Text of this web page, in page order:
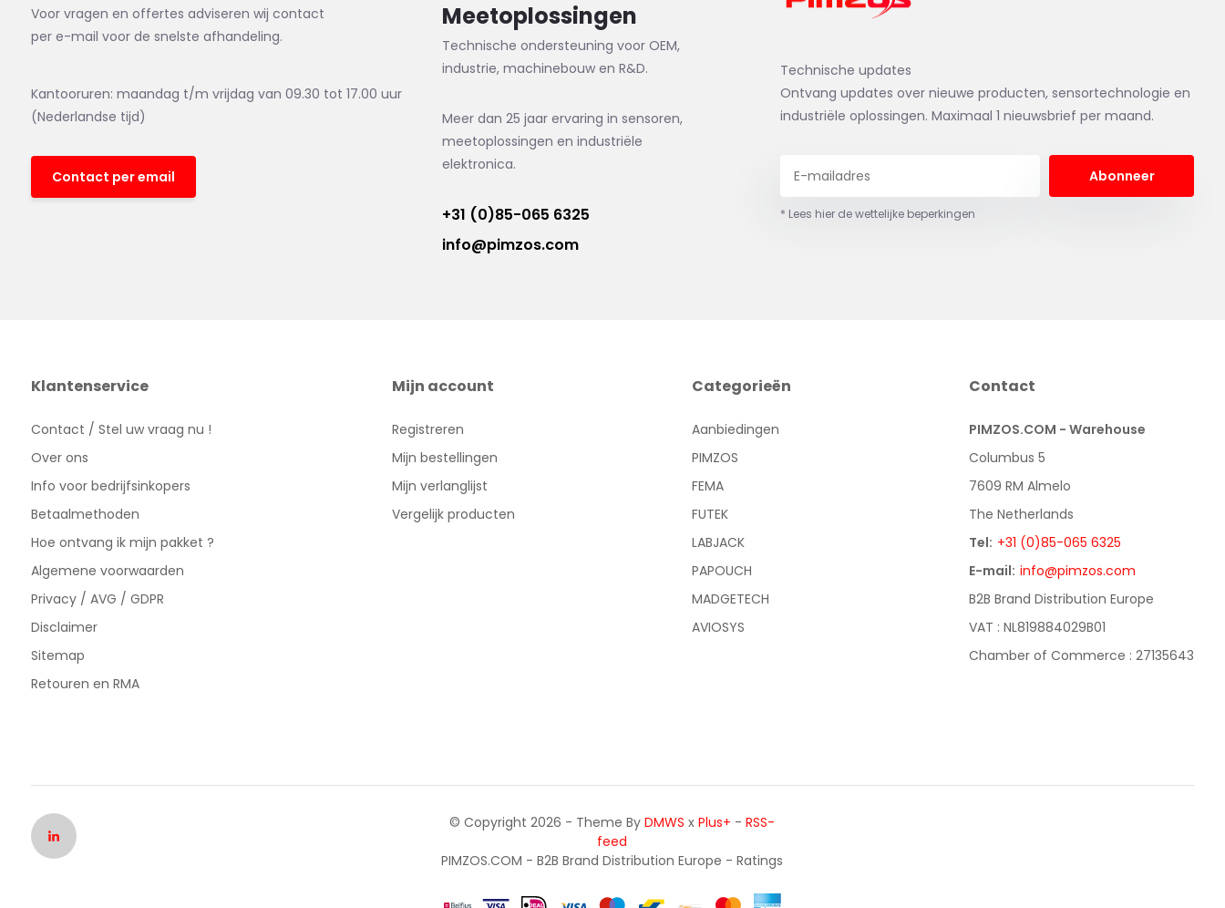
Voor vragen en offertes adviseren wij contact
per e-mail voor de snelste afhandeling.
Kantooruren: maandag t/m vrijdag van 09.30 tot 17.00 uur
(Nederlandse tijd)
Contact per email
Meetoplossingen
Technische ondersteuning voor OEM,
industrie, machinebouw en R&D.
Meer dan 25 jaar ervaring in sensoren,
meetoplossingen en industriële
elektronica.
+31 (0)85-065 6325
info@pimzos.com
Technische updates
Ontvang updates over nieuwe producten, sensortechnologie en
industriële oplossingen. Maximaal 1 nieuwsbrief per maand.
Abonneer
* Lees hier de wettelijke beperkingen
Klantenservice
Contact / Stel uw vraag nu !
Over ons
Info voor bedrijfsinkopers
Betaalmethoden
Hoe ontvang ik mijn pakket ?
Algemene voorwaarden
Privacy / AVG / GDPR
Disclaimer
Sitemap
Retouren en RMA
Mijn account
Registreren
Mijn bestellingen
Mijn verlanglijst
Vergelijk producten
Categorieën
Aanbiedingen
PIMZOS
FEMA
FUTEK
LABJACK
PAPOUCH
MADGETECH
AVIOSYS
Contact
PIMZOS.COM - Warehouse
Columbus 5
7609 RM Almelo
The Netherlands
Tel: +31 (0)85-065 6325
E-mail: info@pimzos.com
B2B Brand Distribution Europe
VAT : NL819884029B01
Chamber of Commerce : 27135643
© Copyright 2026 - Theme ByDMWS xPlus+ -RSS-
feed
PIMZOS.COM - B2B Brand Distribution Europe - Ratings